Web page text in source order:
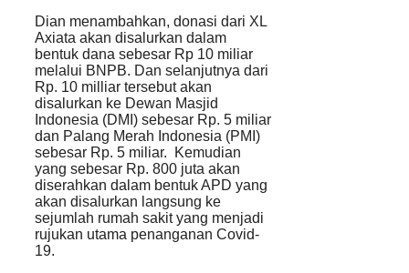
Dian menambahkan, donasi dari XL
Axiata akan disalurkan dalam
bentuk dana sebesar Rp 10 miliar
melalui BNPB. Dan selanjutnya dari
Rp. 10 milliar tersebut akan
disalurkan ke Dewan Masjid
Indonesia (DMI) sebesar Rp. 5 miliar
dan Palang Merah Indonesia (PMI)
sebesar Rp. 5 miliar. Kemudian
yang sebesar Rp. 800 juta akan
diserahkan dalam bentuk APD yang
akan disalurkan langsung ke
sejumlah rumah sakit yang menjadi
rujukan utama penanganan Covid-
19.